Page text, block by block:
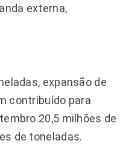
externa,
expansão de
contribuído para
20,5 milhões de
de toneladas.